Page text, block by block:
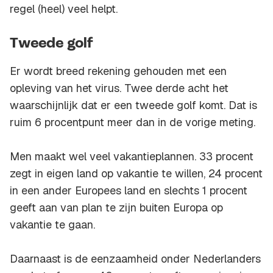
regel (heel) veel helpt.
Tweede golf
Er wordt breed rekening gehouden met een
opleving van het virus. Twee derde acht het
waarschijnlijk dat er een tweede golf komt. Dat is
ruim 6 procentpunt meer dan in de vorige meting.
Men maakt wel veel vakantieplannen. 33 procent
zegt in eigen land op vakantie te willen, 24 procent
in een ander Europees land en slechts 1 procent
geeft aan van plan te zijn buiten Europa op
vakantie te gaan.
Daarnaast is de eenzaamheid onder Nederlanders